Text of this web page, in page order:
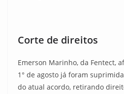
Corte de direitos
Emerson Marinho, da Fentect,
1° de agosto já foram
do atual acordo, retirando